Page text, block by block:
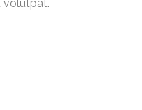
volutpat.